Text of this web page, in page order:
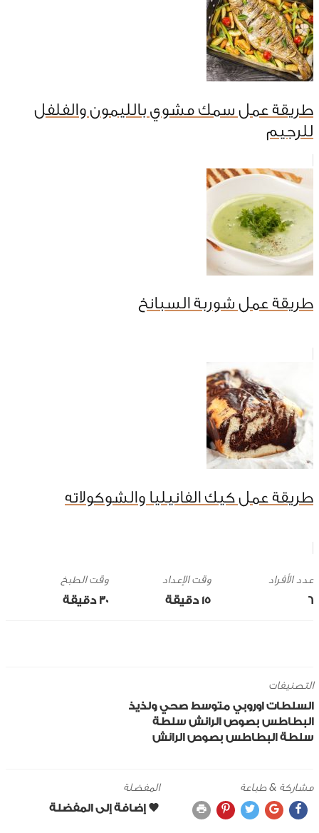
طريقة عمل سمك مشوي بالليمون والفلفل
للرجيم
طريقة عمل شوربة السبانخ
طريقة عمل كيك الفانيليا والشوكولاته
6
وقت الإعداد
15 ‎دقيقة
وقت الطبخ
30 ‎دقيقة
التصنيفات
السلطات اوروبي متوسط صحي ولذيذ
البطاطس بصوص الرانش سلطة
سلطة البطاطس بصوص الرانش
مشاركة & طباعة المفضلة